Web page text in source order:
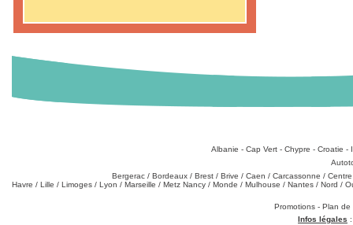
Albanie - Cap Vert- Chypre - Croatie -
Bergerac / Bordeaux / Brest / Brive / Caen / Carcassonne / Centre
Havre / Lille / Limoges / Lyon / Marseille / Metz Nancy / Monde / Mulhouse / Nantes / Nord /
Promotions - Plan
Infos légales